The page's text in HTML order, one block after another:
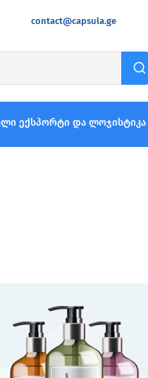
contact@capsula.ge
ექსპორტი და ლოჯისტიკა